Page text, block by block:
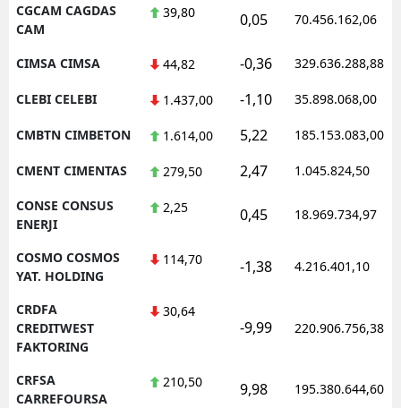
CGCAM CAGDAS
CAM
39,80 0,05 70.456.162,06
CIMSA CIMSA 44,82 -0,36 329.636.288,88
CLEBI CELEBI 1.437,00 -1,10 35.898.068,00
CMBTN CIMBETON 1.614,00 5,22 185.153.083,00
CMENT CIMENTAS 279,50 2,47 1.045.824,50
CONSE CONSUS
ENERJI
2,25 0,45 18.969.734,97
COSMO COSMOS
YAT. HOLDING
114,70 -1,38 4.216.401,10
CRDFA
CREDITWEST
FAKTORING
30,64
-9,99 220.906.756,38
CRFSA
CARREFOURSA
210,50 9,98 195.380.644,60